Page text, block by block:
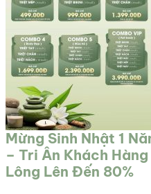
Mừng Sinh Nhật 1
– Tri Ân Khách
Lông Lên Đến 80%